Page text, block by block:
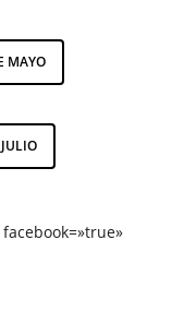
MAYO